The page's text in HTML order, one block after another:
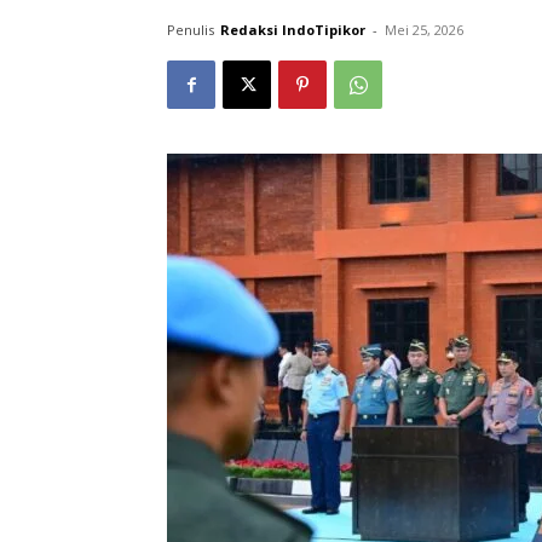
Penulis Redaksi IndoTipikor - Mei 25, 2026